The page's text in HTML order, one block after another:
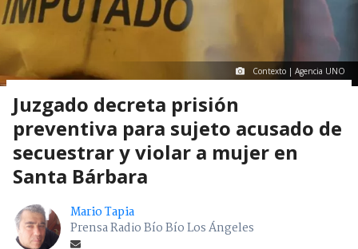
Contexto | Agencia UNO
Juzgado decreta prisión
preventiva para sujeto acusado de
secuestrar y violar a mujer en
Santa Bárbara
Mario Tapia
Prensa Radio Bío Bío Los Ángeles